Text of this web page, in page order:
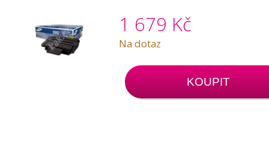
1 679 Kč
Na dotaz
KOUPIT